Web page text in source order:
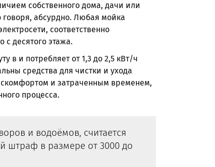
собственного дома, дачи или
говоря, абсурдно. Любая мойка
соответственно
десятого этажа.
в и потребляет от 1,3 до 2,5 кВт/ч
средства для чистки и ухода
и затраченным временем,
процесса.
и водоёмов, считается
штраф в размере от 3000 до